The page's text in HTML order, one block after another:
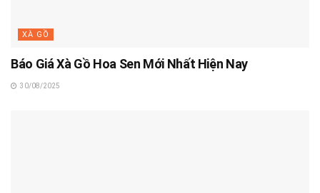
XÀ GỒ
Báo Giá Xà Gồ Hoa Sen Mới Nhất Hiện Nay
30/08/2025